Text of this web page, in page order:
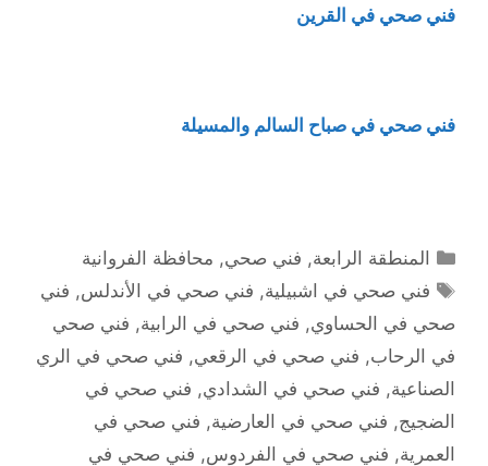
فني صحي في القرين
فني صحي في صباح السالم والمسيلة
التصنيفات
المنطقة الرابعة, فني صحي, محافظة الفروانية
الوسوم
فني صحي في اشبيلية, فني صحي في الأندلس, فني
صحي في الحساوي, فني صحي في الرابية, فني صحي
في الرحاب, فني صحي في الرقعي, فني صحي في الري
الصناعية, فني صحي في الشدادي, فني صحي في
الضجيج, فني صحي في العارضية, فني صحي في
العمرية, فني صحي في الفردوس, فني صحي في